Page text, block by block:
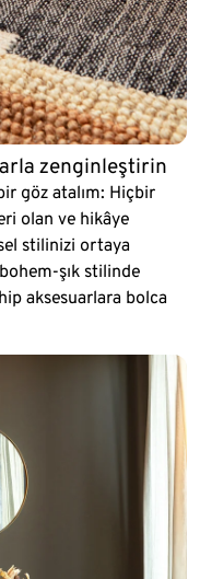
zenginleştirin
göz atalım: Hiçbir
olan ve hikâye
stilinizi ortaya
şık stilinde
aksesuarlara bolca